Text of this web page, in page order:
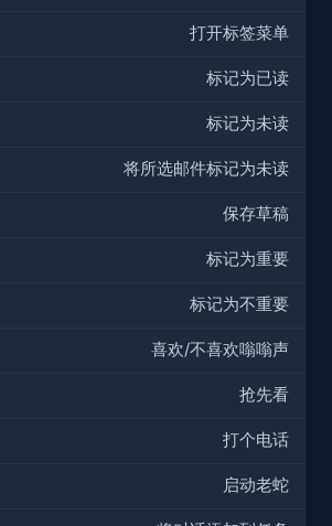
打开标签菜单
标记为已读
标记为未读
将所选邮件标记为未读
保存草稿
标记为重要
标记为不重要
喜欢/不喜欢嗡嗡声
抢先看
打个电话
启动老蛇